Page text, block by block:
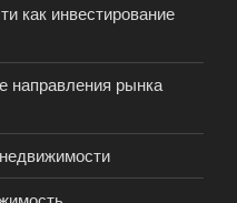
как инвестирование
направления рынка